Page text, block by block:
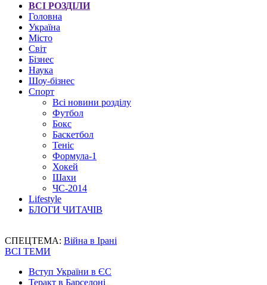
ВСІ РОЗДІЛИ
Головна
Україна
Місто
Світ
Бізнес
Наука
Шоу-бізнес
Спорт
Всі новини розділу
Футбол
Бокс
Баскетбол
Теніс
Формула-1
Хокей
Шахи
ЧС-2014
Lifestyle
БЛОГИ ЧИТАЧІВ
СПЕЦТЕМА: Війна в Ірані
ВСІ ТЕМИ
Вступ України в ЄС
Теракт в Барселоні